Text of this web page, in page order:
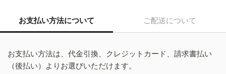
お支払い方法について ご配送について
お支払い方法は、代金引換、クレジットカード、請求書払い
（後払い）よりお選びいただけます。